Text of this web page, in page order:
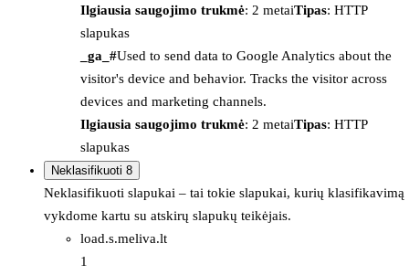
Ilgiausia saugojimo trukmė: 2 metaiTipas: HTTP
slapukas
_ga_#Used to send data to Google Analytics about the
visitor's device and behavior. Tracks the visitor across
devices and marketing channels.
Ilgiausia saugojimo trukmė: 2 metaiTipas: HTTP
slapukas
Neklasifikuoti 8
Neklasifikuoti slapukai – tai tokie slapukai, kurių klasifikavimą
vykdome kartu su atskirų slapukų teikėjais.
load.s.meliva.lt
1